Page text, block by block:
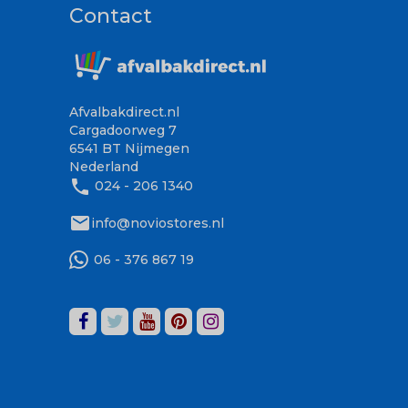
Contact
Afvalbakdirect.nl
Cargadoorweg 7
6541 BT Nijmegen
Nederland
phone 024 - 206 1340
mailinfo@noviostores.nl
06 - 376 867 19